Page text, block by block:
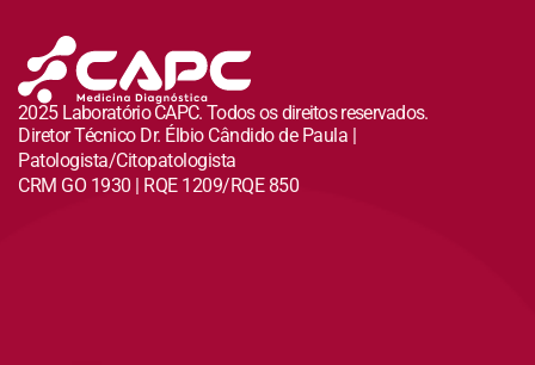
2025 Laboratório CAPC. Todos os direitos reservados.
Diretor Técnico Dr. Élbio Cândido de Paula |
Patologista/Citopatologista
CRM GO 1930 | RQE 1209/RQE 850